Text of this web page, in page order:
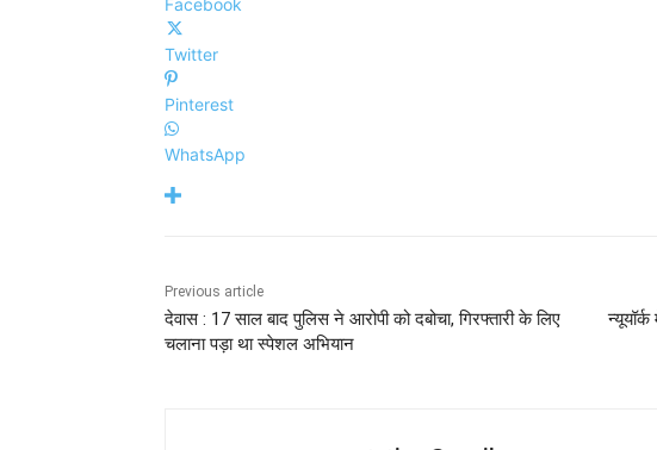
Twitter
Pinterest
WhatsApp
Previous article
देवास : 17 साल बाद पुलिस ने आरोपी को दबोचा, गिरफ्तारी के लिए
चलाना पड़ा था स्पेशल अभियान